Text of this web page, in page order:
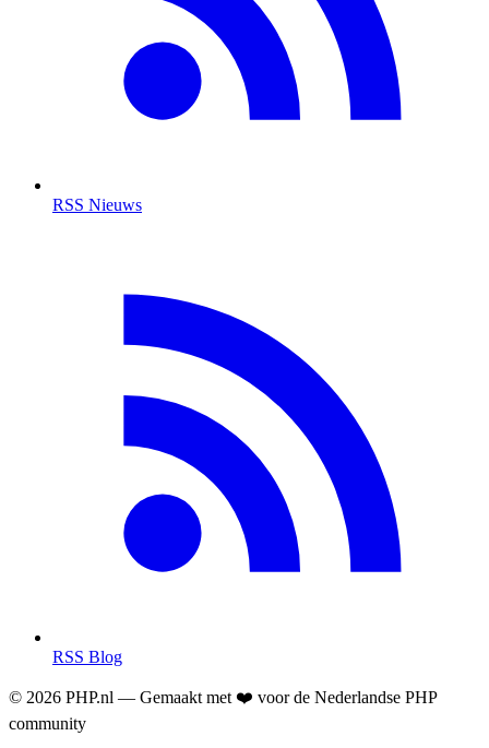
RSS Nieuws
RSS Blog
© 2026 PHP.nl — Gemaakt met ❤️ voor de Nederlandse PHP
community